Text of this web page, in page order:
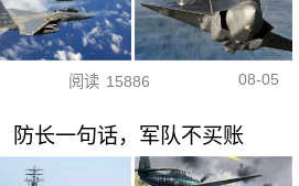
阅读 15886 08-05
防长一句话，军队不买账